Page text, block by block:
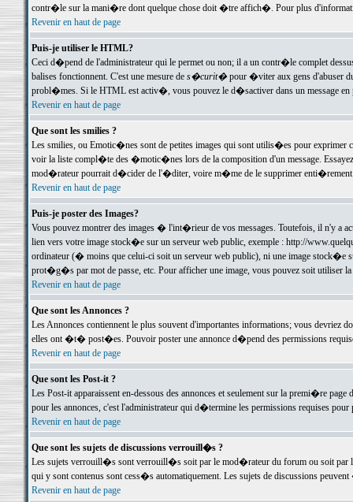
contr�le sur la mani�re dont quelque chose doit �tre affich�. Pour plus
Revenir en haut de page
Puis-je utiliser le HTML?
Ceci d�pend de l'administrateur qui le permet ou non; il a un contr�le complet
balises fonctionnent. C'est une mesure de s�curit�pour �viter aux gens d'abuser
probl�mes. Si le HTML est activ�, vous pouvez le d�sactiver dans un message en
Revenir en haut de page
Que sont les smilies ?
Les smilies, ou Emotic�nes sont de petites images qui sont utilis�es pour exprimer
voir la liste compl�te des �motic�nes lors de la composition d'un message.
mod�rateur pourrait d�cider de l'�diter, voire m�me de le supprimer
Revenir en haut de page
Puis-je poster des Images?
Vous pouvez montrer des images � l'int�rieur de vos messages. Toutefois, il n'y a
lien vers votre image stock�e sur un serveur web public, exemple : http://
ordinateur (� moins que celui-ci soit un serveur web public), ni une image stock�e
prot�g�s par mot de passe, etc. Pour afficher une image, vous pouvez soit
Revenir en haut de page
Que sont les Annonces ?
Les Annonces contiennent le plus souvent d'importantes informations; vous devriez
elles ont �t� post�es. Pouvoir poster une annonce d�pend des permissions
Revenir en haut de page
Que sont les Post-it ?
Les Post-it apparaissent en-dessous des annonces et seulement sur la premi�re
pour les annonces, c'est l'administrateur qui d�termine les permissions requises pour
Revenir en haut de page
Que sont les sujets de discussions verrouill�s ?
Les sujets verrouill�s sont verrouill�s soit par le mod�rateur du forum ou soit par
qui y sont contenus sont cess�s automatiquement. Les sujets de discussions
Revenir en haut de page